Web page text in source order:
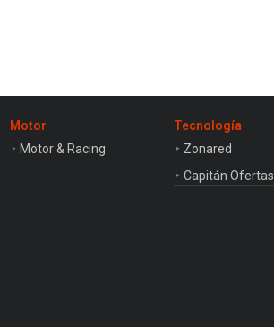
Motor
Motor & Racing
Tecnología
Zonared
Capitán Ofertas